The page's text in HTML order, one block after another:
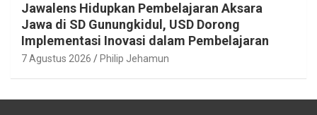
Jawalens Hidupkan Pembelajaran Aksara
Jawa di SD Gunungkidul, USD Dorong
Implementasi Inovasi dalam Pembelajaran
7 Agustus 2026 Philip Jehamun